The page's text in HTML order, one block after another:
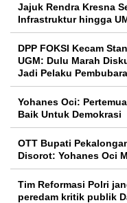
Jajuk Rendra Kresna
Infrastruktur hingga
DPP FOKSI Kecam
UGM: Dulu Marah
Jadi Pelaku
Yohanes Oci:
Baik Untuk Demokrasi
OTT Bupati
Disorot: Yohanes Oci
Tim Reformasi Polri
peredam kritik publik